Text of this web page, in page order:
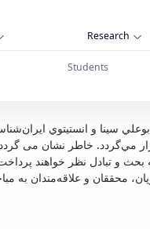
Research
Students
در دانشگاه
برگزار مي‌گردد. خاطر نشان می
محققان و علاقه‌مندان